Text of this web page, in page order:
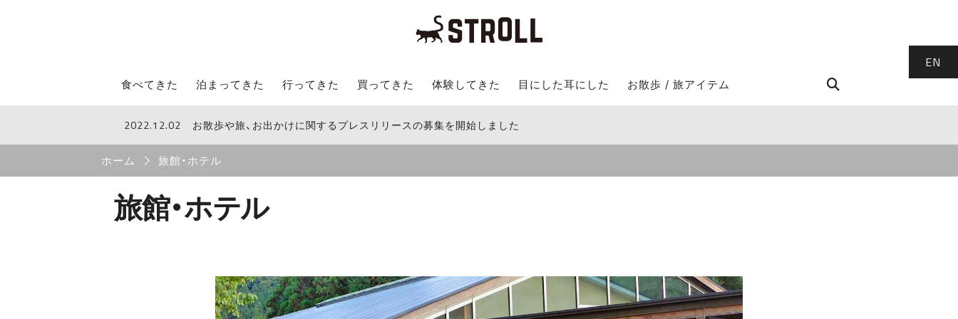
STROLL Menu
食べてきた 泊まってきた 行ってきた 買ってきた 体験してきた 目にした耳にした お散歩 / 旅アイテム
STROLL Search
STROLLからのお知らせ
2022.12.02 お散歩や旅、お出かけに関するプレスリリースの募集を開始しました
Breadcrumb
ホーム 旅館・ホテル
旅館・ホテル
EN